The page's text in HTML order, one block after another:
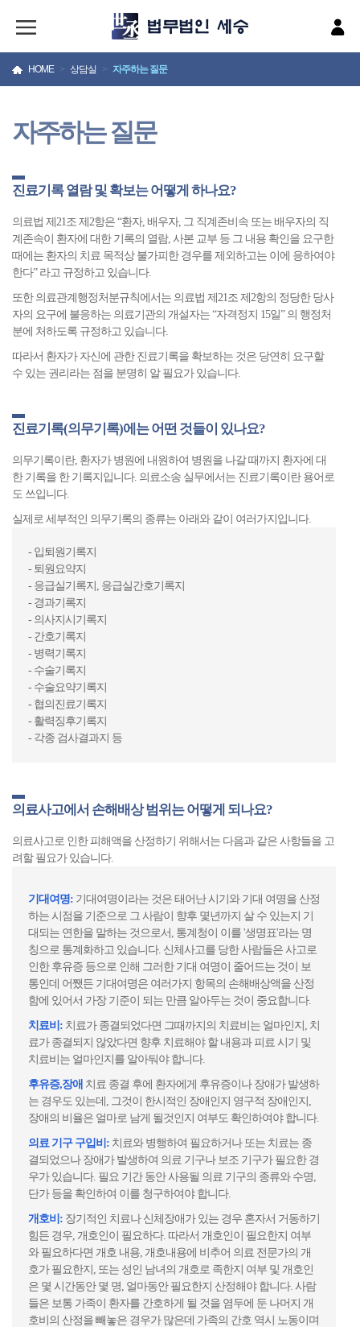
HOME > 상담실 > 자주하는 질문
자주하는 질문
진료기록 열람 및 확보는 어떻게 하나요?
의료법 제21조 제2항은 “환자, 배우자, 그 직계존비속 또는 배우자의 직
계존속이 환자에 대한 기록의 열람, 사본 교부 등 그 내용 확인을 요구한
때에는 환자의 치료 목적상 불가피한 경우를 제외하고는 이에 응하여야
한다” 라고 규정하고 있습니다.
또한 의료관계행정처분규칙에서는 의료법 제21조 제2항의 정당한 당사
자의 요구에 불응하는 의료기관의 개설자는 “자격정지 15일” 의 행정처
분에 처하도록 규정하고 있습니다.
따라서 환자가 자신에 관한 진료기록을 확보하는 것은 당연히 요구할
수 있는 권리라는 점을 분명히 알 필요가 있습니다.
진료기록(의무기록)에는 어떤 것들이 있나요?
의무기록이란, 환자가 병원에 내원하여 병원을 나갈 때까지 환자에 대
한 기록을 한 기록지입니다. 의료소송 실무에서는 진료기록이란 용어로
도 쓰입니다.
실제로 세부적인 의무기록의 종류는 아래와 같이 여러가지입니다.
- 입퇴원기록지
- 퇴원요약지
- 응급실기록지, 응급실간호기록지
- 경과기록지
- 의사지시기록지
- 간호기록지
- 병력기록지
- 수술기록지
- 수술요약기록지
- 협의진료기록지
- 활력징후기록지
- 각종 검사결과지 등
의료사고에서 손해배상 범위는 어떻게 되나요?
의료사고로 인한 피해액을 산정하기 위해서는 다음과 같은 사항들을 고
려할 필요가 있습니다.
기대여명: 기대여명이라는 것은 태어난 시기와 기대 여명을 산정
하는 시점을 기준으로 그 사람이 향후 몇년까지 살 수 있는지 기
대되는 연한을 말하는 것으로서, 통계청이 이를 '생명표'라는 명
칭으로 통계화하고 있습니다. 신체사고를 당한 사람들은 사고로
인한 후유증 등으로 인해 그러한 기대 여명이 줄어드는 것이 보
통인데 어쨌든 기대여명은 여러가지 항목의 손해배상액을 산정
함에 있어서 가장 기준이 되는 만큼 알아두는 것이 중요합니다.
치료비: 치료가 종결되었다면 그때까지의 치료비는 얼마인지, 치
료가 종결되지 않았다면 향후 치료해야 할 내용과 피료 시기 및
치료비는 얼마인지를 알아둬야 합니다.
후유증,장애 치료 종결 후에 환자에게 후유증이나 장애가 발생하
는 경우도 있는데, 그것이 한시적인 장애인지 영구적 장애인지,
장애의 비율은 얼마로 남게 될것인지 여부도 확인하여야 합니다.
의료 기구 구입비: 치료와 병행하여 필요하거나 또는 치료는 종
결되었으나 장애가 발생하여 의료 기구나 보조 기구가 필요한 경
우가 있습니다. 필요 기간 동안 사용될 의료 기구의 종류와 수명,
단가 등을 확인하여 이를 청구하여야 합니다.
개호비: 장기적인 치료나 신체장애가 있는 경우 혼자서 거동하기
힘든 경우, 개호인이 필요하다. 따라서 개호인이 필요한지 여부
와 필요하다면 개호 내용, 개호내용에 비추어 의료 전문가의 개
호가 필요한지, 또는 성인 남녀의 개호로 족한지 여부 및 개호인
은 몇 시간동안 몇 명, 얼마동안 필요한지 산정해야 합니다. 사람
들은 보통 가족이 환자를 간호하게 될 것을 염두에 둔 나머지 개
호비의 산정을 빼놓은 경우가 많은데 가족의 간호 역시 노동이며